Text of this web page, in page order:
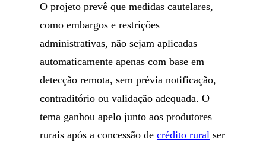
O projeto prevê que medidas cautelares,
como embargos e restrições
administrativas, não sejam aplicadas
automaticamente apenas com base em
detecção remota, sem prévia notificação,
contraditório ou validação adequada. O
tema ganhou apelo junto aos produtores
rurais após a concessão decrédito rural ser